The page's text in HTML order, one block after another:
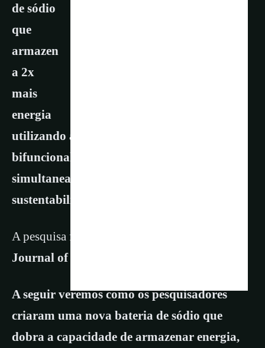
de sódio
que
armazen
a 2x
mais
energia
utilizando água do mar. O sistema
bifuncional gera eletricidade e água potável
simultaneamente, revolucionando a
sustentabilidade global.
A pesquisa foi publicada na Revista
Journal of Materials Chemistry.
A seguir veremos como os pesquisadores
criaram uma nova bateria de sódio que
dobra a capacidade de armazenar energia,